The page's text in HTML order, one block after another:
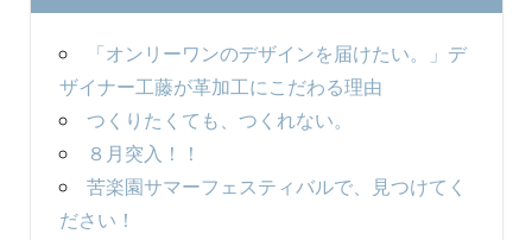
「オンリーワンのデザインを届けたい。」デ
ザイナー工藤が革加工にこだわる理由
つくりたくても、つくれない。
８月突入！！
苦楽園サマーフェスティバルで、見つけてく
ださい！